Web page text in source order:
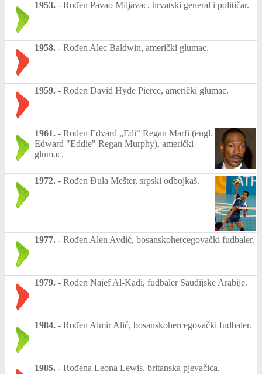
1953. - Rođen Pavao Miljavac, hrvatski general i političar.
1958. - Rođen Alec Baldwin, američki glumac.
1959. - Rođen David Hyde Pierce, američki glumac.
1961. - Rođen Edvard „Edi“ Regan Marfi (engl.
Edward "Eddie" Regan Murphy), američki
glumac.
1972. - Rođen Đula Mešter, srpski odbojkaš.
1977. - Rođen Alen Avdić, bosanskohercegovački fudbaler.
1979. - Rođen Najef Al-Kadi, fudbaler Saudijske Arabije.
1984. - Rođen Almir Alić, bosanskohercegovački fudbaler.
1985. - Rođena Leona Lewis, britanska pjevačica.